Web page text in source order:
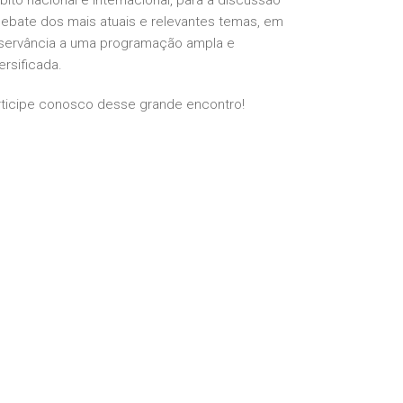
dos mais atuais e relevantes temas, em
a uma programação ampla e
conosco desse grande encontro!